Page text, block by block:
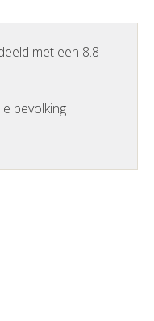
met een 8.8
bevolking